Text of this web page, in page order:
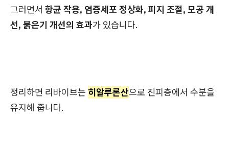
그러면서 항균 작용, 염증세포 정상화, 피지 조절, 모공 개
선, 붉은기 개선의 효과가 있습니다.
정리하면 리바이브는 히알루론산으로 진피층에서 수분을
유지해 줍니다.